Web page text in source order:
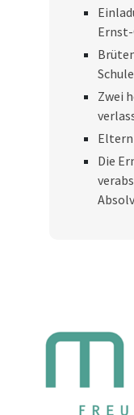
Ernst-
Schule
Zwei
Die